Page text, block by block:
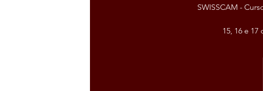
SWISSCAM -
15, 16 e 17